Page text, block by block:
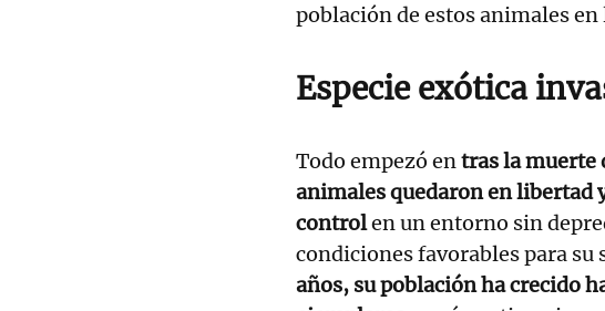
población de estos animales
Especie exótica
Todo empezó entras la muerte
animales quedaron en libertad
controlen un entorno sin
condiciones favorables para su
años, su población ha crecido